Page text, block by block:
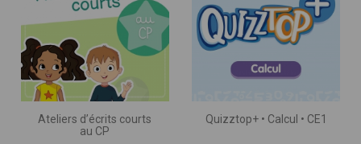
Ateliers d’écrits courts
au CP
Quizztop+ • Calcul • CE1